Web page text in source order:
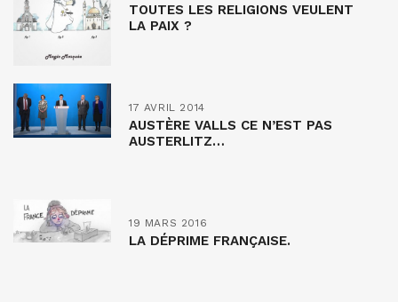
TOUTES LES RELIGIONS VEULENT
LA PAIX ?
17 AVRIL 2014
AUSTÈRE VALLS CE N’EST PAS
AUSTERLITZ…
19 MARS 2016
LA DÉPRIME FRANÇAISE.